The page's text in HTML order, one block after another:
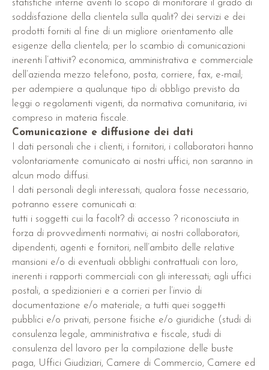
statistiche interne aventi lo scopo di monitorare il grado di
soddisfazione della clientela sulla qualit? dei servizi e dei
prodotti forniti al fine di un migliore orientamento alle
esigenze della clientela; per lo scambio di comunicazioni
inerenti l’attivit? economica, amministrativa e commerciale
dell’azienda mezzo telefono, posta, corriere, fax, e-mail;
per adempiere a qualunque tipo di obbligo previsto da
leggi o regolamenti vigenti, da normativa comunitaria, ivi
compreso in materia fiscale.
Comunicazione e diffusione dei dati
I dati personali che i clienti, i fornitori, i collaboratori hanno
volontariamente comunicato ai nostri uffici, non saranno in
alcun modo diffusi.
I dati personali degli interessati, qualora fosse necessario,
potranno essere comunicati a:
tutti i soggetti cui la facolt? di accesso ? riconosciuta in
forza di provvedimenti normativi; ai nostri collaboratori,
dipendenti, agenti e fornitori, nell’ambito delle relative
mansioni e/o di eventuali obblighi contrattuali con loro,
inerenti i rapporti commerciali con gli interessati; agli uffici
postali, a spedizionieri e a corrieri per l’invio di
documentazione e/o materiale; a tutti quei soggetti
pubblici e/o privati, persone fisiche e/o giuridiche (studi di
consulenza legale, amministrativa e fiscale, studi di
consulenza del lavoro per la compilazione delle buste
paga, Uffici Giudiziari, Camere di Commercio, Camere ed